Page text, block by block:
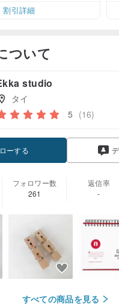
割引詳細
ついて
studio
タイ
5 (16)
ローする
フォロワー数
261
返信率
-
すべての商品を見る